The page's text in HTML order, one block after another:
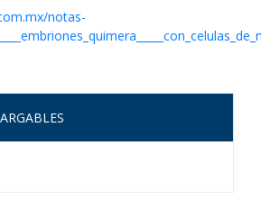
notas-